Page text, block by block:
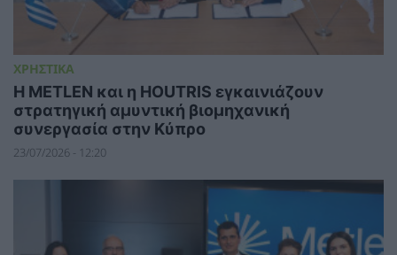
ΧΡΗΣΤΙΚΑ
Η METLEN και η HOUTRIS εγκαινιάζουν
στρατηγική αμυντική βιομηχανική
συνεργασία στην Κύπρο
23/07/2026 - 12:20